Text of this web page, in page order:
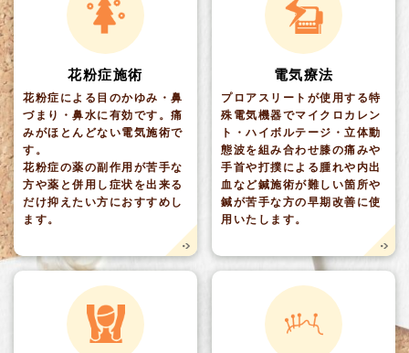
花粉症施術
花粉症による目のかゆみ・鼻
づまり・鼻水に有効です。痛
みがほとんどない電気施術で
す。
花粉症の薬の副作用が苦手な
方や薬と併用し症状を出来る
だけ抑えたい方におすすめし
ます。
電気療法
プロアスリートが使用する特
殊電気機器でマイクロカレン
ト・ハイボルテージ・立体動
態波を組み合わせ膝の痛みや
手首や打撲による腫れや内出
血など鍼施術が難しい箇所や
鍼が苦手な方の早期改善に使
用いたします。